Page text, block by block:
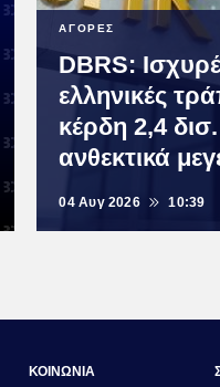
ΑΓΟΡΕΣ
DBRS:
ελληνικές
κέρδη 2,4 δισ.
ανθεκτικά
04 Αυγ 2026 10:39
ΚΟΙΝΩΝΙΑ